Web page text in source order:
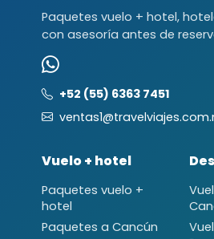
Paquetes vuelo + hotel,
con asesoría antes de
+52 (55) 6363 7451
Vuelo + hotel
Paquetes vuelo +
hotel
Paquetes a Cancún